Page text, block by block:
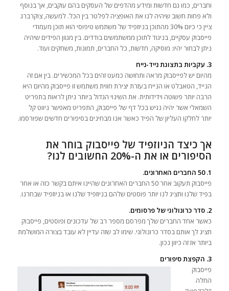
וחברים, כמו גם חדשות ומידע מהדפים של העסקים בהם עוקבים, אך בנוסף
ולא פחות חשוב שיהיה לנו את האופציה לפלטר בין הכל. למעשה, צוקרברג
ציין כי כיום 30% מהתוכן בניוזפיד של משתמש טיפוסי הוא תוכן מעמודי
פייסבוק עסקיים, בניגוד לתוכן ממשתמשים בודדים. בין מגוון הפידים שיהיה
ניתן לבחור יהיו: מוסיקה, חדשות, כל החברים, תמונות, משחקים ועוד.
3. עקביות בתצוגת נייד-נייח
מהיום יש לפייסבוק מראה ותחושה כמעט זהים בכל המכשירים. בין אם זה
הנייד, הטאבלט או הנייח בעזרת יצירת חווית משתמש זו פייסבוק מהיום היא
הרבה יותר פשוטה וידידותית. את השינוי הגדול ביותר ניתן לראות בתפריט
השמאלי אשר יהיה נגיש בכל דף של פייסבוק, התפריט מאפשר ניווט קל
יותר לחלקו העליון של הפיד כאשר אנו מבחינים בסיפורים חדשים שפורסמו.
אך כיצד הניוזפיד של פייסבוק בוחר את
הסיפורים או את ה-20% החשובים לנו?
1. 50 החברים האחרונים.
פייסבוק תעקוב אחר 50 החברים האחרונים שהיינו איתם בקשר כזה או אחר
בפיד שלנו ותציג לנו יותר פוסטים שלהם בניוזפיד שלנו או בניוזפיד שבחרנו.
2. סדר כרונולוגי של פרסומים.
כאשר אחד החברים שלך מפרסם מספר רב של עדכונים ופוסטים, פייסבוק
תציג לך אותם בסדר כרונולוגי. שימו לב שזה עדיין לא עובד בצורה המושלמת
ביותר אז זה כיוון נכון.
3. הקפצת סיפורים
פייסבוק
החלה